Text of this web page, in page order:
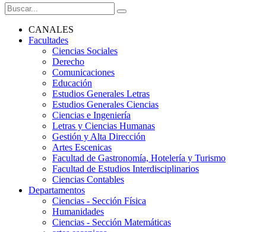
CANALES
Facultades
Ciencias Sociales
Derecho
Comunicaciones
Educación
Estudios Generales Letras
Estudios Generales Ciencias
Ciencias e Ingeniería
Letras y Ciencias Humanas
Gestión y Alta Dirección
Artes Escenicas
Facultad de Gastronomía, Hotelería y Turismo
Facultad de Estudios Interdisciplinarios
Ciencias Contables
Departamentos
Ciencias - Sección Física
Humanidades
Ciencias - Sección Matemáticas